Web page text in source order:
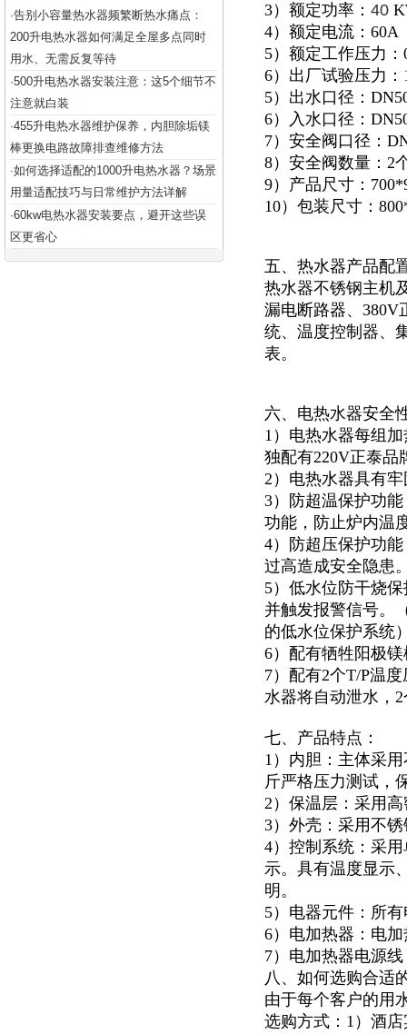
·告别小容量热水器频繁断热水痛点：
200升电热水器如何满足全屋多点同时
用水、无需反复等待
·500升电热水器安装注意：这5个细节不
注意就白装
·455升电热水器维护保养，内胆除垢镁
棒更换电路故障排查维修方法
·如何选择适配的1000升电热水器？场景
用量适配技巧与日常维护方法详解
·60kw电热水器安装要点，避开这些误
区更省心
3）额定功率： 40
4）额定电流：60A
5）额定工作压力：
6）出厂试验压力：
5）出水口径：
6）入水口径：
7）安全阀口径：
8）安全阀数量：2
9）产品尺寸：
10）包装尺寸：
五、热水器产品配
热水器不锈钢主机
漏电断路器、380V
统、温度控制器、
表。
六、电热水器安全
1）电热水器每组
独配有220V正泰品
2）电热水器具有
3）防超温保护功
功能，防止炉内温
4）防超压保护功
过高造成安全隐患
5）低水位防干烧
并触发报警信号。
的低水位保护系统
6）配有牺牲阳极
7）配有2个T/P温
水器将自动泄水，
七、产品特点：
1）内胆：主体采
斤严格压力测试，
2）保温层：采用
3）外壳：采用不
4）控制系统：采
示。具有温度显示
明。
5）电器元件：所
6）电加热器：电
7）电加热器电源
八、如何选购合适
由于每个客户的用
选购方式：1）酒